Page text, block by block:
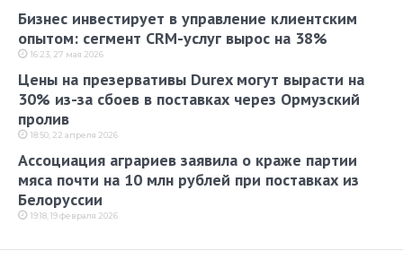
Бизнес инвестирует в управление клиентским
опытом: сегмент CRM-услуг вырос на 38%
16:23, 27 мая 2026
Цены на презервативы Durex могут вырасти на
30% из-за сбоев в поставках через Ормузский
пролив
18:50, 22 апреля 2026
Ассоциация аграриев заявила о краже партии
мяса почти на 10 млн рублей при поставках из
Белоруссии
19:18, 19 февраля 2026